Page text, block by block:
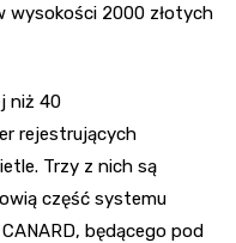
wysokości 2000 złotych
niż 40
rejestrujących
Trzy z nich są
część systemu
będącego pod